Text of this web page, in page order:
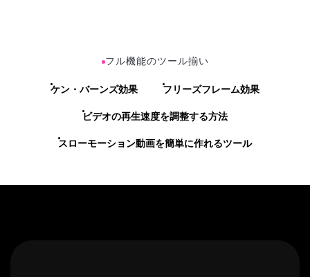
フル機能のツール揃い
ケン・バーンズ効果 フリーズフレーム効果
ビデオの再生速度を調整する方法
スローモーション動画を簡単に作れるツール